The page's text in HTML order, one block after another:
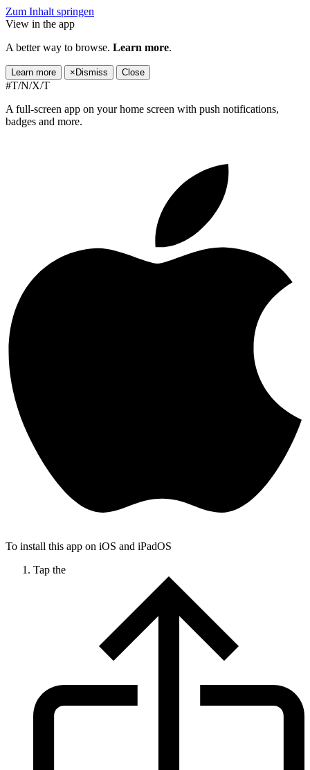
Zum Inhalt springen
View in the app
A better way to browse. Learn more.
Learn more × Dismiss Close
#T/N/X/T
A full-screen app on your home screen with push notifications,
badges and more.
To install this app on iOS and iPadOS
Tap the